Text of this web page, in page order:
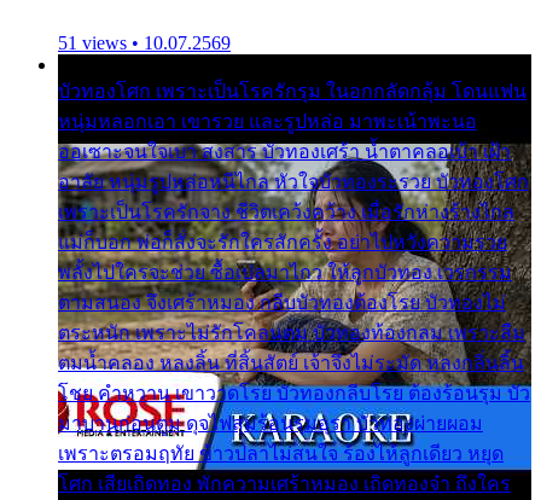
51 views • 10.07.2569
บัวทองโศก เพราะเป็นโรครักรุม ในอกกลัดกลุ้ม โดนแฟน
หนุ่มหลอกเอา เขารวย และรูปหล่อ มาพะเน้าพะนอ
ออเซาะจนใจเบา สงสาร บัวทองเศร้า น้ำตาคลอเบ้า เฝ้า
อาลัย หนุ่มรูปหล่อหนีไกล หัวใจบัวทองระรวย บัวทองโศก
เพราะเป็นโรครักจาง ชีวิตเคว้งคว้าง เมื่อรักห่างร้างไกล
แม่ก็บอก พ่อก็สั่งจะรักใครสักครั้ง อย่าไปหวังความรวย
พลั้งไปใครจะช่วย ซื้อเปลมาไกว ให้ลูกบัวทอง เวรกรรม
ตามสนอง จึงเศร้าหมอง กลีบบัวทองต้องโรย บัวทองไม่
ตระหนัก เพราะไม่รักโคลนตม บัวทองท้องกลม เพราะลืม
ตมน้ำคลอง หลงลิ้น ที่สิ้นสัตย์ เจ้าจึงไม่ระมัด หลงกลิ่นลิ้น
โชย คำหวาน เขาวาดโรย บัวทองกลีบโรย ต้องร้อนรุม บัว
มาบานก่อนตูม ดุจไฟสุมร้อนรุมอุรา บัวทองผ่ายผอม
เพราะตรอมฤทัย ข้าวปลาไม่สนใจ ร้องไห้ลูกเดียว หยุด
โศก เสียเถิดทอง พักความเศร้าหมอง เถิดทองจ๋า ถึงใคร